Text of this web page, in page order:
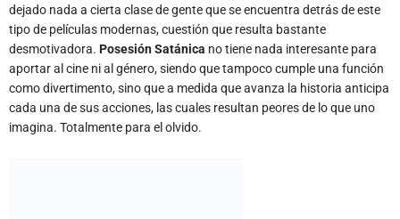
dejado nada a cierta clase de gente que se encuentra detrás de este
tipo de películas modernas, cuestión que resulta bastante
desmotivadora. Posesión Satánica no tiene nada interesante para
aportar al cine ni al género, siendo que tampoco cumple una función
como divertimento, sino que a medida que avanza la historia anticipa
cada una de sus acciones, las cuales resultan peores de lo que uno
imagina. Totalmente para el olvido.